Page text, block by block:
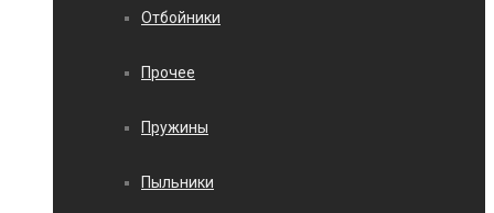
Отбойники
Прочее
Пружины
Пыльники